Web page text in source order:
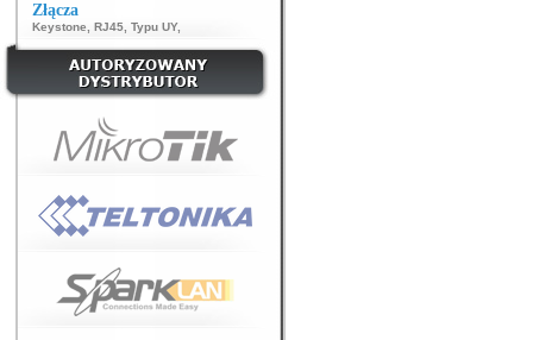
Złącza
Keystone RJ45 Typu UY,